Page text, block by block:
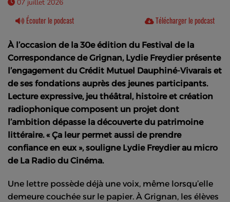
07 juillet 2026
Écouter le podcast Télécharger le podcast
À l’occasion de la 30e édition du Festival de la
Correspondance de Grignan, Lydie Freydier présente
l’engagement du Crédit Mutuel Dauphiné-Vivarais et
de ses fondations auprès des jeunes participants.
Lecture expressive, jeu théâtral, histoire et création
radiophonique composent un projet dont
l’ambition dépasse la découverte du patrimoine
littéraire. « Ça leur permet aussi de prendre
confiance en eux », souligne Lydie Freydier au micro
de La Radio du Cinéma.
Une lettre possède déjà une voix, même lorsqu’elle
demeure couchée sur le papier. À Grignan, les élèves